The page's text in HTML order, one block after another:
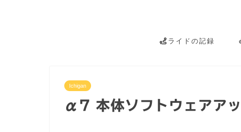
ライドの記録
Ichigan
α7 本体ソフトウェアア